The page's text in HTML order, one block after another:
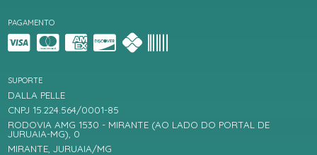
PAGAMENTO
SUPORTE
DALLA PELLE
CNPJ 15.224.564/0001-85
RODOVIA AMG 1530 - MIRANTE (AO LADO DO PORTAL DE
JURUAIA-MG), 0
MIRANTE, JURUAIA/MG